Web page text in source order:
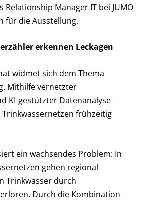
Relationship Manager IT bei JUMO
für die Ausstellung.
erkennen Leckagen
widmet sich dem Thema
Mithilfe vernetzter
KI-gestützter Datenanalyse
Trinkwassernetzen frühzeitig
ein wachsendes Problem: In
gehen regional
Trinkwasser durch
Durch die Kombination